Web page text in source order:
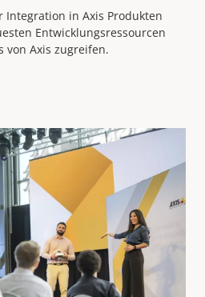
Integration in Axis Produkten
Entwicklungsressourcen
von Axis zugreifen.